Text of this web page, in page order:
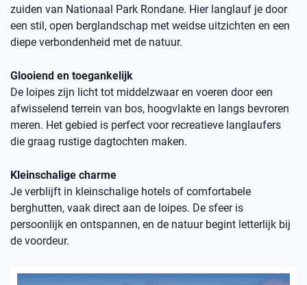
zuiden van Nationaal Park Rondane. Hier langlauf je door
een stil, open berglandschap met weidse uitzichten en een
diepe verbondenheid met de natuur.
Glooiend en toegankelijk
De loipes zijn licht tot middelzwaar en voeren door een
afwisselend terrein van bos, hoogvlakte en langs bevroren
meren. Het gebied is perfect voor recreatieve langlaufers
die graag rustige dagtochten maken.
Kleinschalige charme
Je verblijft in kleinschalige hotels of comfortabele
berghutten, vaak direct aan de loipes. De sfeer is
persoonlijk en ontspannen, en de natuur begint letterlijk bij
de voordeur.